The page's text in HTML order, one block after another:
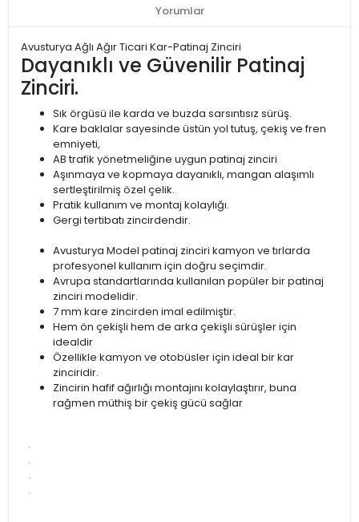
Yorumlar
Avusturya Ağlı Ağır Ticari Kar-Patinaj Zinciri
Dayanıklı ve Güvenilir Patinaj
Zinciri.
Sık örgüsü ile karda ve buzda sarsıntısız sürüş.
Kare baklalar sayesinde üstün yol tutuş, çekiş ve fren
emniyeti,
AB trafik yönetmeliğine uygun patinaj zinciri
Aşınmaya ve kopmaya dayanıklı, mangan alaşımlı
sertleştirilmiş özel çelik.
Pratik kullanım ve montaj kolaylığı.
Gergi tertibatı zincirdendir.
Avusturya Model patinaj zinciri kamyon ve tırlarda
profesyonel kullanım için doğru seçimdir.
Avrupa standartlarında kullanılan popüler bir patinaj
zinciri modelidir.
7 mm kare zincirden imal edilmiştir.
Hem ön çekişli hem de arka çekişli sürüşler için
idealdir
Özellikle kamyon ve otobüsler için ideal bir kar
zinciridir.
Zincirin hafif ağırlığı montajını kolaylaştırır, buna
rağmen müthiş bir çekiş gücü sağlar